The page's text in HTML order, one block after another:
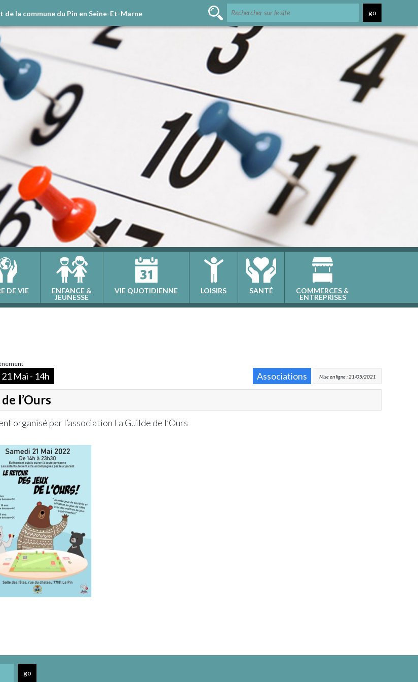
la commune du Pin en Seine-Et-Marne
DE VIE ENFANCE &
JEUNESSE
VIE QUOTIDIENNE LOISIRS SANTÉ COMMERCES &
ENTREPRISES
l’Ours
Associations Mise en ligne : 21/05/2021
Mai - 14h
organisé par l’association La Guilde de l’Ours